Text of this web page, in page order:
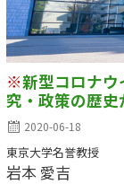
※新型コロナ
究・政策の歴
2020-06-18
東京大学名誉教授
岩本 愛吉